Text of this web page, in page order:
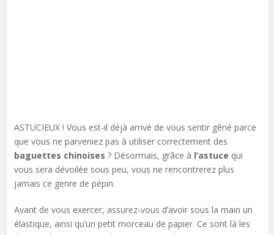
ASTUCIEUX ! Vous est-il déjà arrivé de vous sentir gêné parce
que vous ne parveniez pas à utiliser correctement des
baguettes chinoises ? Désormais, grâce à l’astuce qui
vous sera dévoilée sous peu, vous ne rencontrerez plus
jamais ce genre de pépin.
Avant de vous exercer, assurez-vous d’avoir sous la main un
élastique, ainsi qu’un petit morceau de papier. Ce sont là les